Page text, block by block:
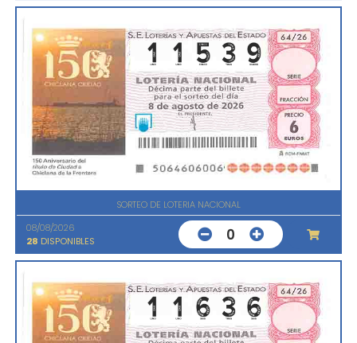
SORTEO DE LOTERIA NACIONAL
08/08/2026
28 DISPONIBLES 0